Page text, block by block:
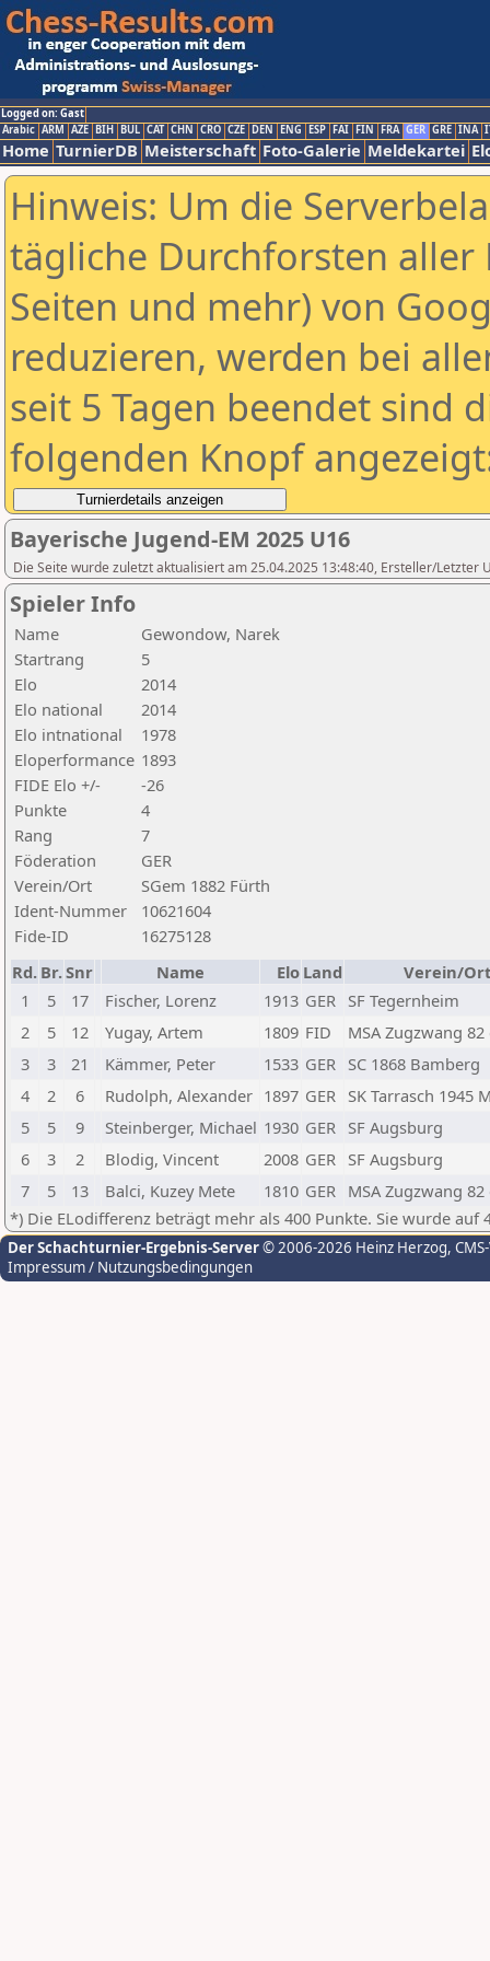
Logged on: Gast
Arabic ARM AZE BIH BUL CAT CHN CRO CZE DEN ENG ESP FAI FIN FRA GER GRE INA
Home TurnierDB Meisterschaft Foto-Galerie Meldekartei
Hinweis: Um die
tägliche Durchforsten aller
Seiten und mehr) von
reduzieren, werden bei
seit 5 Tagen beendet sind
folgenden Knopf
Bayerische Jugend-EM 2025 U16
Die Seite wurde zuletzt aktualisiert am 25.04.2025 13:48:40, Ersteller/Letzter
Spieler Info
Name
Gewondow, Narek
Startrang
5
Elo
2014
Elo national
2014
Elo intnational
1978
Eloperformance 1893
FIDE Elo +/-
-26
Punkte
4
Rang
7
Föderation
GER
Verein/Ort
SGem 1882 Fürth
Ident-Nummer
10621604
Fide-ID
16275128
Rd. Br.Snr Name Elo Land
Verein/Ort
1
5 17 Fischer, Lorenz 1913 GER SF Tegernheim
2
5 12 Yugay, Artem 1809 FID
MSA Zugzwang 82
3
3 21 Kämmer, Peter 1533 GER SC 1868 Bamberg
4
2 6 Rudolph, Alexander 1897 GER SK Tarrasch 1945
5
5 9 Steinberger, Michael 1930 GER SF Augsburg
6
3 2 Blodig, Vincent 2008 GER SF Augsburg
7
5 13 Balci, Kuzey Mete 1810 GER MSA Zugzwang 82
*) Die ELodifferenz beträgt mehr als 400 Punkte. Sie wurde auf
Der Schachturnier-Ergebnis-Server© 2006-2026 Heinz Herzog,
Impressum / Nutzungsbedingungen